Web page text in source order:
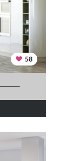
58